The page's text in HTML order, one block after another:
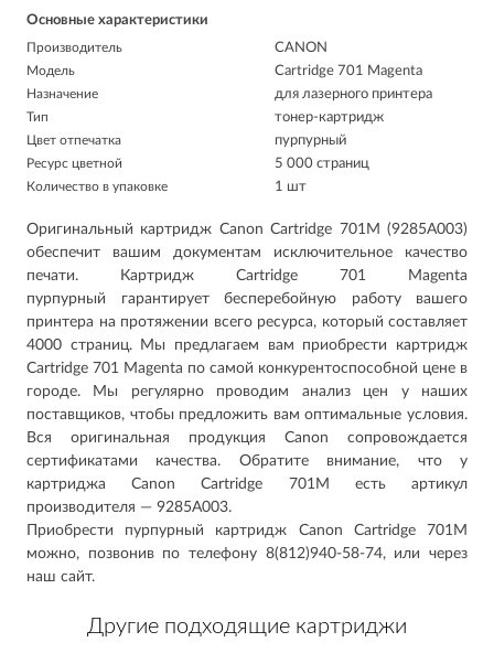
Основные характеристики
CANON
Производитель
Cartridge 701 Magenta
Модель
для лазерного принтера
Назначение
тонер-картридж
Тип
пурпурный
Цвет отпечатка
5 000 страниц
Ресурс цветной
1 шт
Количество в упаковке
Оригинальный картридж Canon Cartridge 701M (9285A003)
обеспечит вашим документам исключительное качество
печати. Картридж Cartridge 701 Magenta
пурпурный гарантирует бесперебойную работу вашего
принтера на протяжении всего ресурса, который составляет
4000 страниц. Мы предлагаем вам приобрести картридж
Cartridge 701 Magenta по самой конкурентоспособной цене в
городе. Мы регулярно проводим анализ цен у наших
поставщиков, чтобы предложить вам оптимальные условия.
Вся оригинальная продукция Canon сопровождается
сертификатами качества. Обратите внимание, что у
картриджа Canon Cartridge 701M есть артикул
производителя — 9285A003.
Приобрести пурпурный картридж Canon Cartridge 701M
можно, позвонив по телефону 8(812)940-58-74, или через
наш сайт.
Другие подходящие картриджи